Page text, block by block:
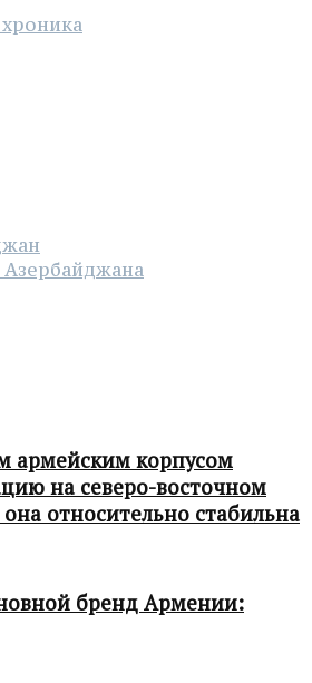
Азербайджана
корпусом
на северо-восточном
относительно стабильна
бренд Армении: